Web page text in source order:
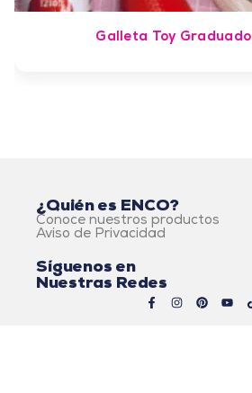
Galleta Toy Graduado
¿Quién es ENCO?
Conoce nuestros productos
Aviso de Privacidad
Síguenos en
Nuestras Redes